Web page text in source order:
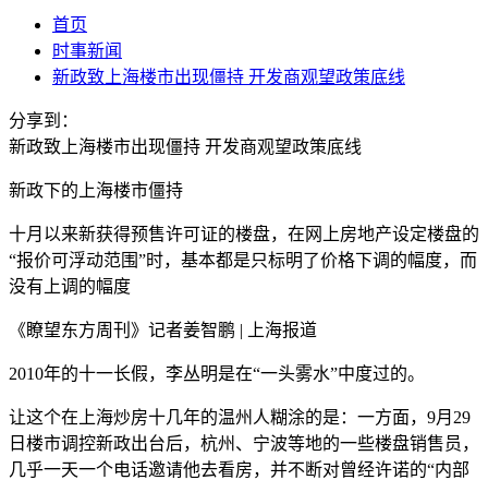
首页
时事新闻
新政致上海楼市出现僵持 开发商观望政策底线
分享到：
新政致上海楼市出现僵持 开发商观望政策底线
新政下的上海楼市僵持
十月以来新获得预售许可证的楼盘，在网上房地产设定楼盘的
“报价可浮动范围”时，基本都是只标明了价格下调的幅度，而
没有上调的幅度
《瞭望东方周刊》记者姜智鹏 | 上海报道
2010年的十一长假，李丛明是在“一头雾水”中度过的。
让这个在上海炒房十几年的温州人糊涂的是：一方面，9月29
日楼市调控新政出台后，杭州、宁波等地的一些楼盘销售员，
几乎一天一个电话邀请他去看房，并不断对曾经许诺的“内部